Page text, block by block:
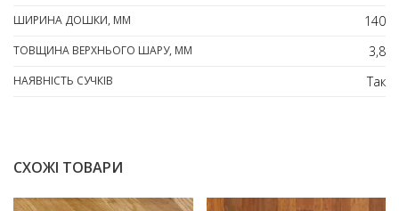
ШИРИНА ДОШКИ, ММ 140
ТОВЩИНА ВЕРХНЬОГО ШАРУ, ММ 3,8
НАЯВНІСТЬ СУЧКІВ Так
СХОЖІ ТОВАРИ